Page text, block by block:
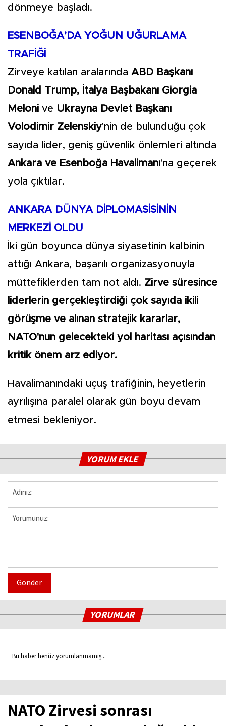
dönmeye başladı.
ESENBOĞA’DA YOĞUN UĞURLAMA
TRAFİĞİ
Zirveye katılan aralarında ABD Başkanı
Donald Trump, İtalya Başbakanı Giorgia
Meloni ve Ukrayna Devlet Başkanı
Volodimir Zelenskiy'nin de bulunduğu çok
sayıda lider, geniş güvenlik önlemleri altında
Ankara ve Esenboğa Havalimanı'na geçerek
yola çıktılar.
ANKARA DÜNYA DİPLOMASİSİNİN
MERKEZİ OLDU
İki gün boyunca dünya siyasetinin kalbinin
attığı Ankara, başarılı organizasyonuyla
müttefiklerden tam not aldı. Zirve süresince
liderlerin gerçekleştirdiği çok sayıda ikili
görüşme ve alınan stratejik kararlar,
NATO'nun gelecekteki yol haritası açısından
kritik önem arz ediyor.
Havalimanındaki uçuş trafiğinin, heyetlerin
ayrılışına paralel olarak gün boyu devam
etmesi bekleniyor.
YORUM EKLE
Gönder
YORUMLAR
Bu haber henüz yorumlanmamış...
NATO Zirvesi sonrası